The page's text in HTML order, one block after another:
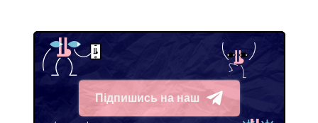
Підпишись на наш
Telegram